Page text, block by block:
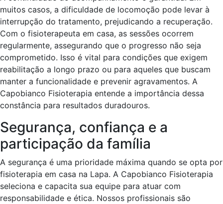
muitos casos, a dificuldade de locomoção pode levar à
interrupção do tratamento, prejudicando a recuperação.
Com o fisioterapeuta em casa, as sessões ocorrem
regularmente, assegurando que o progresso não seja
comprometido. Isso é vital para condições que exigem
reabilitação a longo prazo ou para aqueles que buscam
manter a funcionalidade e prevenir agravamentos. A
Capobianco Fisioterapia entende a importância dessa
constância para resultados duradouros.
Segurança, confiança e a
participação da família
A segurança é uma prioridade máxima quando se opta por
fisioterapia em casa na Lapa. A Capobianco Fisioterapia
seleciona e capacita sua equipe para atuar com
responsabilidade e ética. Nossos profissionais são